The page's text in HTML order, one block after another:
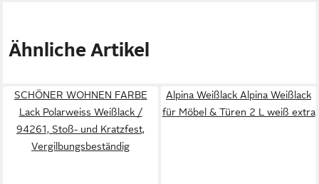
Ähnliche Artikel
SCHÖNER WOHNEN FARBE
Lack Polarweiss Weißlack /
94261, Stoß- und Kratzfest,
Vergilbungsbeständig
Alpina Weißlack Alpina Weißlack
für Möbel & Türen 2 L weiß extra